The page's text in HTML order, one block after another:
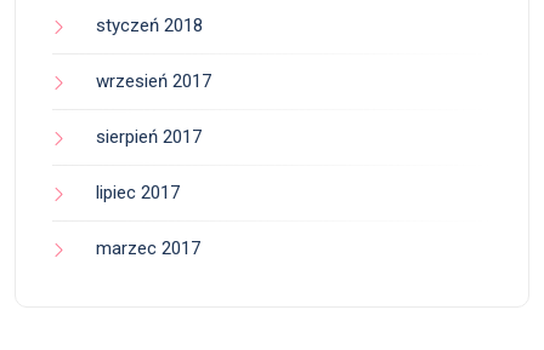
styczeń 2018
wrzesień 2017
sierpień 2017
lipiec 2017
marzec 2017